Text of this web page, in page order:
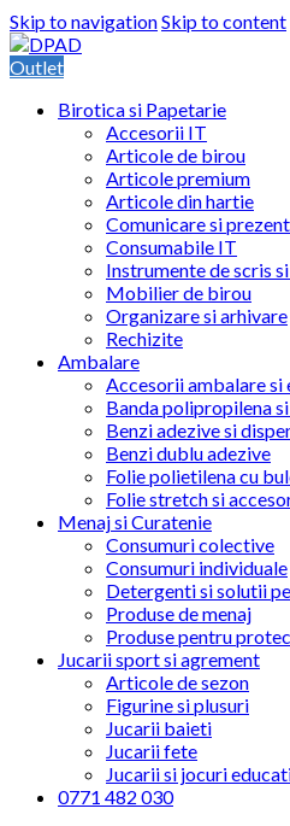
Skip to navigationSkip to content
Outlet
Birotica si Papetarie
Accesorii IT
Articole de birou
Articole premium
Articole din hartie
Comunicare si
Consumabile IT
Instrumente de scris
Mobilier de birou
Organizare si arhivare
Rechizite
Ambalare
Accesorii ambalare si
Banda polipropilena
Benzi adezive si
Benzi dublu adezive
Folie polietilena cu
Folie stretch si
Menaj si Curatenie
Consumuri colective
Consumuri individuale
Detergenti si solutii
Produse de menaj
Produse pentru
Jucarii sport si agrement
Articole de sezon
Figurine si plusuri
Jucarii baieti
Jucarii fete
Jucarii si jocuri
0771 482 030